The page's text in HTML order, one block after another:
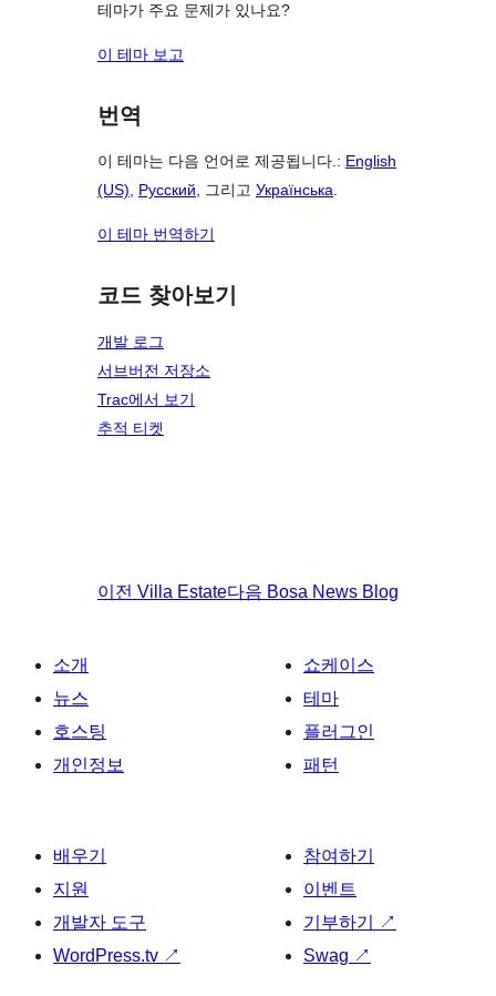
테마가 주요 문제가 있나요?
이 테마 보고
번역
이 테마는 다음 언어로 제공됩니다.: English
(US), Русский, 그리고 Українська.
이 테마 번역하기
코드 찾아보기
개발 로그
서브버전 저장소
Trac에서 보기
추적 티켓
이전 Villa Estate다음 Bosa News Blog
소개
뉴스
호스팅
개인정보
쇼케이스
테마
플러그인
패턴
배우기
지원
개발자 도구
WordPress.tv ↗
참여하기
이벤트
기부하기
↗
Swag ↗